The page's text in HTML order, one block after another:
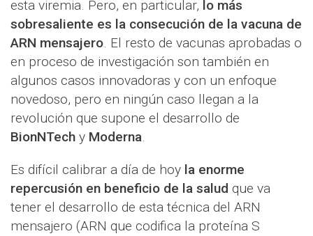
esta viremia. Pero, en particular, lo más
sobresaliente es la consecución de la vacuna de
ARN mensajero. El resto de vacunas aprobadas o
en proceso de investigación son también en
algunos casos innovadoras y con un enfoque
novedoso, pero en ningún caso llegan a la
revolución que supone el desarrollo de
BionNTech y Moderna.
Es difícil calibrar a día de hoy la enorme
repercusión en beneficio de la salud que va
tener el desarrollo de esta técnica del ARN
mensajero (ARN que codifica la proteína S